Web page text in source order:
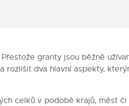
granty jsou běžně
rozlišit dva hlavní aspekty,
celků v podobě krajů, měst či